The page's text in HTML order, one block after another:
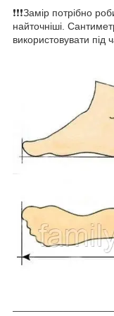
❗❗❗Замір потрібно
найточніші.
використовувати під